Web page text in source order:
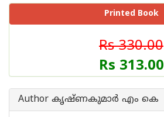
Printed Book
Rs 330.00
Rs 313.00
Author കൃഷ്ണകുമാര്‍ എം കെ